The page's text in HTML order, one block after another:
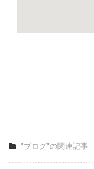
"ブログ"の関連記事